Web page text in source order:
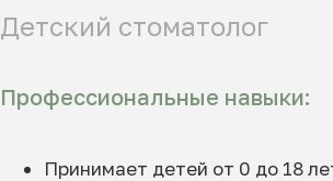
Детский стоматолог
Профессиональные навыки:
Принимает детей от 0 до 18